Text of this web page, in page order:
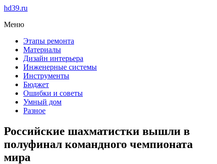
hd39.ru
Меню
Этапы ремонта
Материалы
Дизайн интерьера
Инженерные системы
Инструменты
Бюджет
Ошибки и советы
Умный дом
Разное
Российские шахматистки вышли в
полуфинал командного чемпионата
мира